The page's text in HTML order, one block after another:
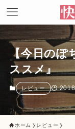
【今日のぽ
ススメ』
レビュー
ホーム レビュー